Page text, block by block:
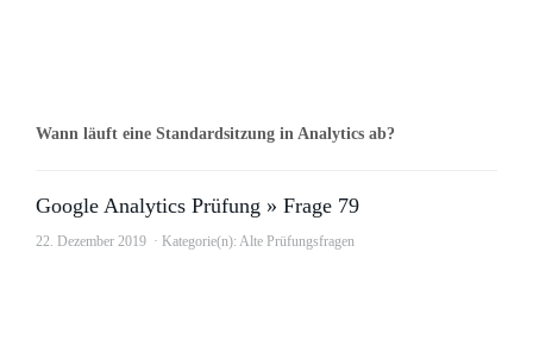
Wann läuft eine Standardsitzung in Analytics ab?
Google Analytics Prüfung » Frage 79
22. Dezember 2019 Kategorie(n): Alte Prüfungsfragen